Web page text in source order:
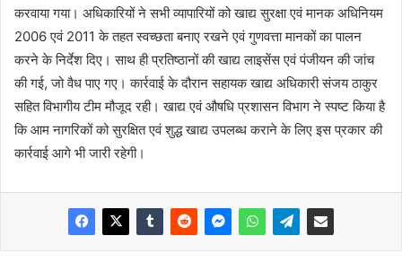
करवाया गया। अधिकारियों ने सभी व्यापारियों को खाद्य सुरक्षा एवं मानक अधिनियम
2006 एवं 2011 के तहत स्वच्छता बनाए रखने एवं गुणवत्ता मानकों का पालन
करने के निर्देश दिए। साथ ही प्रतिष्ठानों की खाद्य लाइसेंस एवं पंजीयन की जांच
की गई, जो वैध पाए गए। कार्रवाई के दौरान सहायक खाद्य अधिकारी संजय ठाकुर
सहित विभागीय टीम मौजूद रही। खाद्य एवं औषधि प्रशासन विभाग ने स्पष्ट किया है
कि आम नागरिकों को सुरक्षित एवं शुद्ध खाद्य उपलब्ध कराने के लिए इस प्रकार की
कार्रवाई आगे भी जारी रहेगी।